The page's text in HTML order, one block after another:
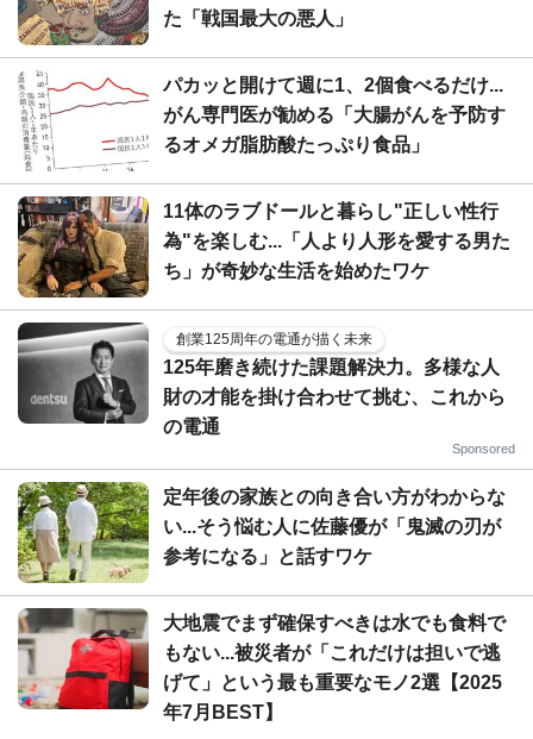
た「戦国最大の悪人」
パカッと開けて週に1、2個食べるだけ...
がん専門医が勧める「大腸がんを予防す
るオメガ脂肪酸たっぷり食品」
11体のラブドールと暮らし"正しい性行
為"を楽しむ...「人より人形を愛する男た
ち」が奇妙な生活を始めたワケ
創業125周年の電通が描く未来
125年磨き続けた課題解決力。多様な人
財の才能を掛け合わせて挑む、これから
の電通
Sponsored
定年後の家族との向き合い方がわからな
い...そう悩む人に佐藤優が「鬼滅の刃が
参考になる」と話すワケ
大地震でまず確保すべきは水でも食料で
もない...被災者が「これだけは担いで逃
げて」という最も重要なモノ2選【2025
年7月BEST】